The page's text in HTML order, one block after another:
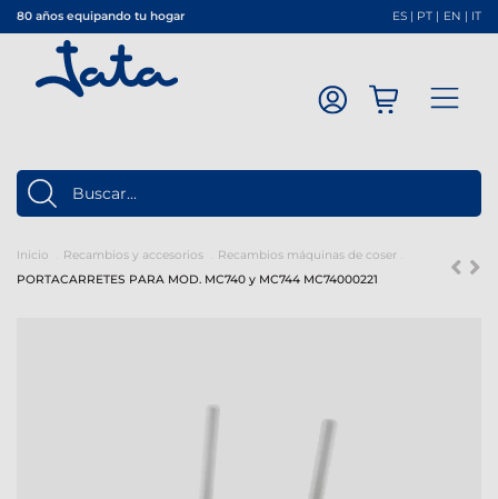
80 años equipando tu hogar ES | PT | EN | IT
Inicio Recambios y accesorios
Recambios máquinas de coser
PORTACARRETES PARA MOD. MC740 y MC744 MC74000221